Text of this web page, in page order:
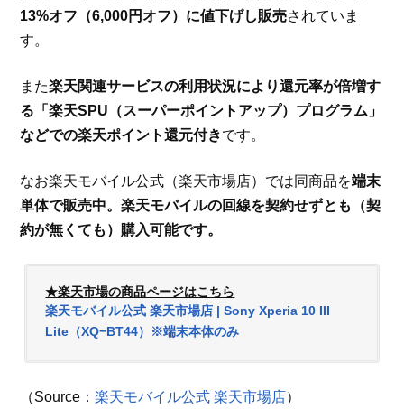
13%オフ（6,000円オフ）に値下げし販売されていま
す。
また楽天関連サービスの利用状況により還元率が倍増す
る「楽天SPU（スーパーポイントアップ）プログラム」
などでの楽天ポイント還元付きです。
なお楽天モバイル公式（楽天市場店）では同商品を端末
単体で販売中。楽天モバイルの回線を契約せずとも（契
約が無くても）購入可能です。
★楽天市場の商品ページはこちら
楽天モバイル公式 楽天市場店 | Sony Xperia 10 III
Lite（XQ−BT44）※端末本体のみ
（Source：楽天モバイル公式 楽天市場店）